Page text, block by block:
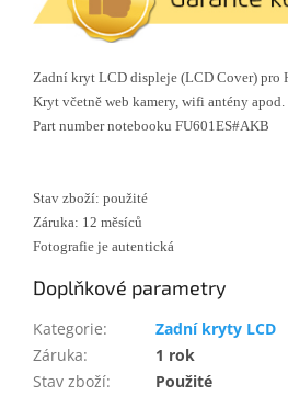
Zadní kryt LCD displeje (LCD Cover) pro
Kryt včetně web kamery, wifi antény apod.
Part number notebooku FU601ES#AKB
Stav zboží: použité
Záruka: 12 měsíců
Fotografie je autentická
Doplňkové parametry
Kategorie:
Zadní kryty LCD
Záruka:
1 rok
Stav zboží:
Použité